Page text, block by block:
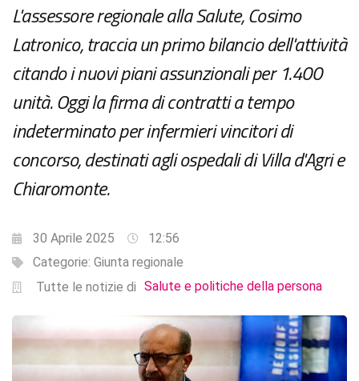
L'assessore regionale alla Salute, Cosimo
Latronico, traccia un primo bilancio dell'attività
citando i nuovi piani assunzionali per 1.400
unità. Oggi la firma di contratti a tempo
indeterminato per infermieri vincitori di
concorso, destinati agli ospedali di Villa d'Agri e
Chiaromonte.
30 Aprile 2025
12:56
Categorie: Giunta regionale
Tutte le notizie di Salute e politiche della persona